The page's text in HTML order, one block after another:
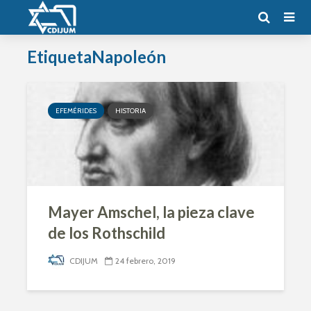
EtiquetaNapoleón
EFEMÉRIDES HISTORIA
Mayer Amschel, la pieza clave
de los Rothschild
CDIJUM 24 febrero, 2019